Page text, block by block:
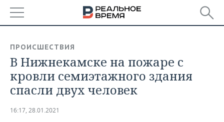
БАШКОРТОСТАН
ТАТАРСТАН
НОВОСТИ
АНАЛИТИКА
ПРОИСШЕСТВИЯ
В Нижнекамске на пожаре с
кровли семиэтажного здания
спасли двух человек
16:17, 28.01.2021